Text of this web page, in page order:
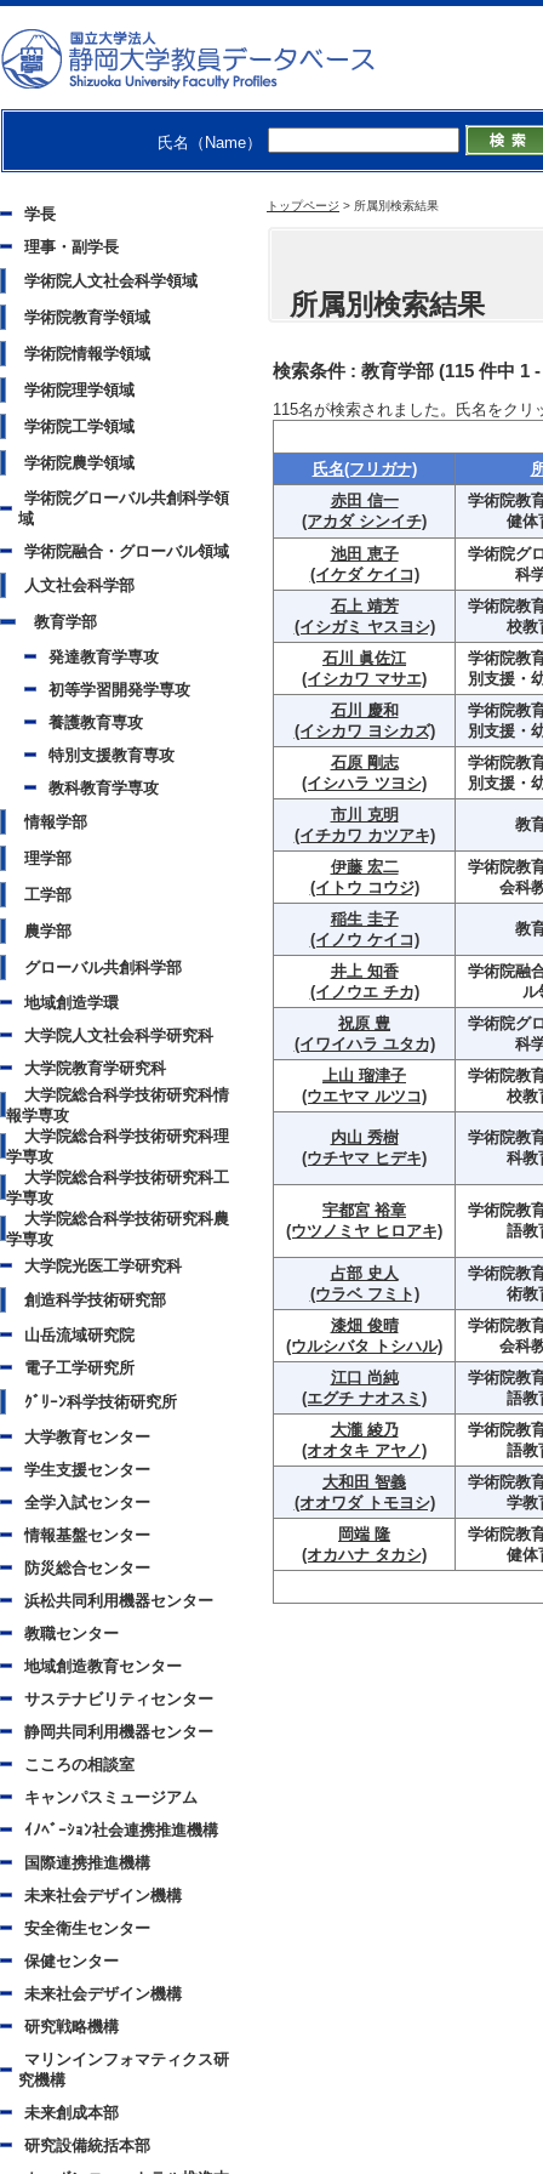
氏名（Name）
学長
理事・副学長
学術院人文社会科学領域
学術院教育学領域
学術院情報学領域
学術院理学領域
学術院工学領域
学術院農学領域
学術院グローバル共創科学領
域
学術院融合・グローバル領域
人文社会科学部
教育学部
発達教育学専攻
初等学習開発学専攻
養護教育専攻
特別支援教育専攻
教科教育学専攻
情報学部
理学部
工学部
農学部
グローバル共創科学部
地域創造学環
大学院人文社会科学研究科
大学院教育学研究科
大学院総合科学技術研究科情
報学専攻
大学院総合科学技術研究科理
学専攻
大学院総合科学技術研究科工
学専攻
大学院総合科学技術研究科農
学専攻
大学院光医工学研究科
創造科学技術研究部
山岳流域研究院
電子工学研究所
ｸﾞﾘｰﾝ科学技術研究所
大学教育センター
学生支援センター
全学入試センター
情報基盤センター
防災総合センター
浜松共同利用機器センター
教職センター
地域創造教育センター
サステナビリティセンター
静岡共同利用機器センター
こころの相談室
キャンパスミュージアム
ｲﾉﾍﾞｰｼｮﾝ社会連携推進機構
国際連携推進機構
未来社会デザイン機構
安全衛生センター
保健センター
未来社会デザイン機構
研究戦略機構
マリンインフォマティクス研
究機構
未来創成本部
研究設備統括本部
トップページ > 所属別検索結果
所属別検索結果
検索条件 : 教育学部 (115 件中 1
115名が検索されました。氏名をクリ
氏名(フリガナ)
赤田 信一
(アカダ シンイチ)
学術院教
健体
池田 恵子
(イケダ ケイコ)
学術院グ
科
石上 靖芳
(イシガミ ヤスヨシ)
学術院教
校教
石川 眞佐江
(イシカワ マサエ)
学術院教
別支援・
石川 慶和
(イシカワ ヨシカズ)
学術院教
別支援・
石原 剛志
(イシハラ ツヨシ)
学術院教
別支援・
市川 克明
(イチカワ カツアキ)
教
伊藤 宏二
(イトウ コウジ)
学術院教
会科
稲生 圭子
(イノウ ケイコ)
教
井上 知香
(イノウエ チカ)
学術院融
ル
祝原 豊
(イワイハラ ユタカ)
学術院グ
科
上山 瑠津子
(ウエヤマ ルツコ)
学術院教
校教
内山 秀樹
(ウチヤマ ヒデキ)
学術院教
科教
宇都宮 裕章
(ウツノミヤ ヒロアキ)
学術院教
語教
占部 史人
(ウラベ フミト)
学術院教
術教
漆畑 俊晴
(ウルシバタ トシハル)
学術院教
会科
江口 尚純
(エグチ ナオスミ)
学術院教
語教
大瀧 綾乃
(オオタキ アヤノ)
学術院教
語教
大和田 智義
(オオワダ トモヨシ)
学術院教
学教
岡端 隆
(オカハナ タカシ)
学術院教
健体